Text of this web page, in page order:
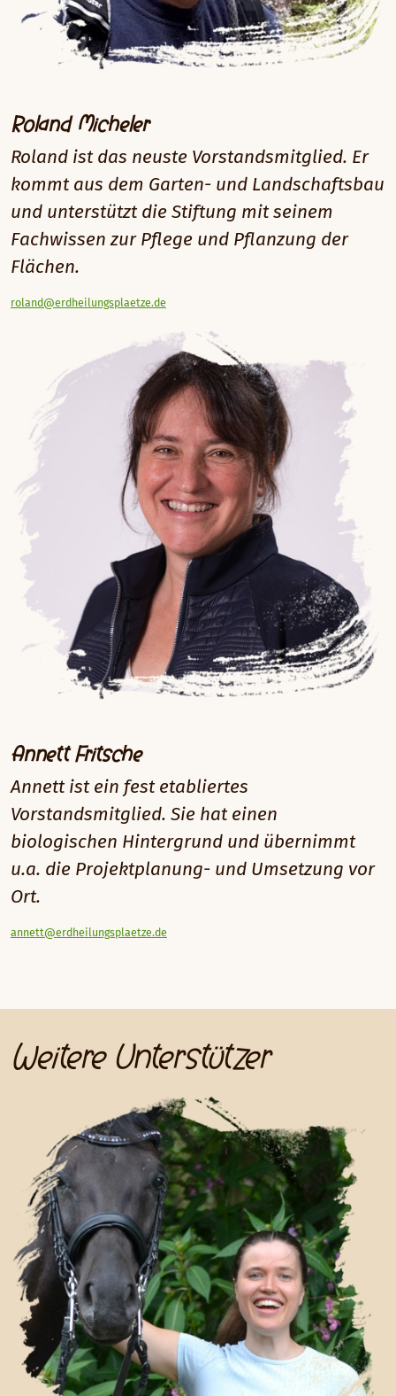
Roland Micheler
Roland ist das neuste Vorstandsmitglied. Er
kommt aus dem Garten- und Landschaftsbau
und unterstützt die Stiftung mit seinem
Fachwissen zur Pflege und Pflanzung der
Flächen.
roland@erdheilungsplaetze.de
Annett Fritsche
Annett ist ein fest etabliertes
Vorstandsmitglied. Sie hat einen
biologischen Hintergrund und übernimmt
u.a. die Projektplanung- und Umsetzung vor
Ort.
annett@erdheilungsplaetze.de
Weitere Unterstützer